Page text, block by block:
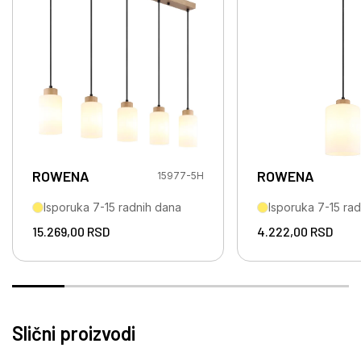
ROWENA 15977-5H
Isporuka 7-15 radnih dana
15.269,00 RSD
ROWENA
Isporuka 7-15
4.222,00 RSD
Slični proizvodi